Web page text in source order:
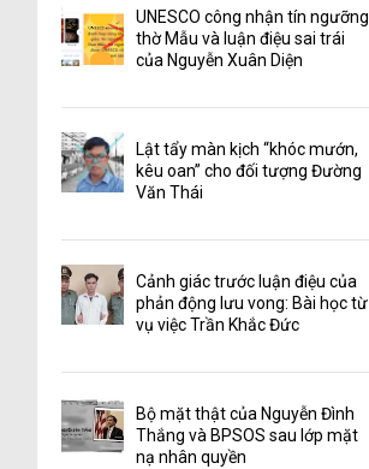
UNESCO công nhận tín ngưỡng
thờ Mẫu và luận điệu sai trái
của Nguyễn Xuân Diện
Lật tẩy màn kịch “khóc mướn,
kêu oan” cho đối tượng Đường
Văn Thái
Cảnh giác trước luận điệu của
phản động lưu vong: Bài học từ
vụ việc Trần Khắc Đức
Bộ mặt thật của Nguyễn Đình
Thắng và BPSOS sau lớp mặt
nạ nhân quyền